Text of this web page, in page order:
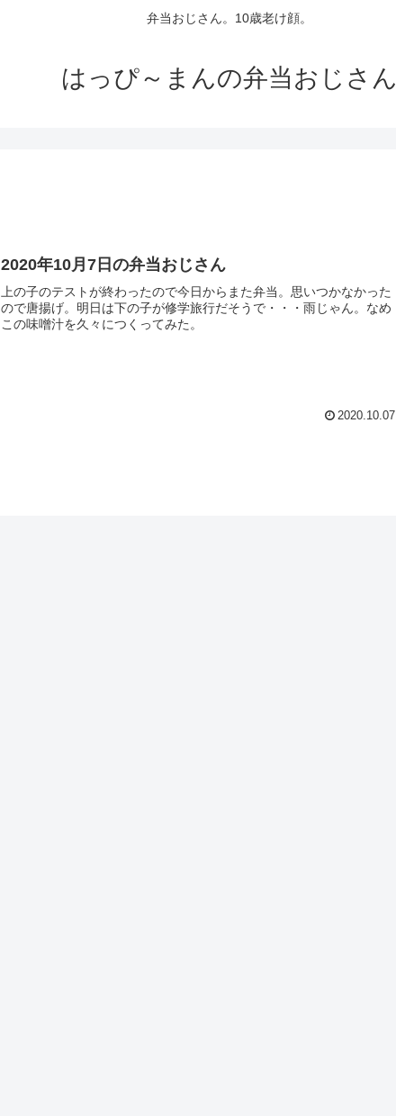
弁当おじさん。10歳老け顔。
はっぴ～まんの弁当おじさん
2020年10月7日の弁当おじさん
上の子のテストが終わったので今日からまた弁当。思いつかなかった
ので唐揚げ。明日は下の子が修学旅行だそうで・・・雨じゃん。なめ
この味噌汁を久々につくってみた。
2020.10.07